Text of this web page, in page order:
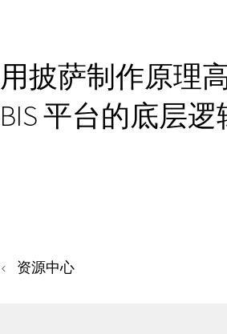
用披萨制作原理
BIS 平台的底层逻
资源中心